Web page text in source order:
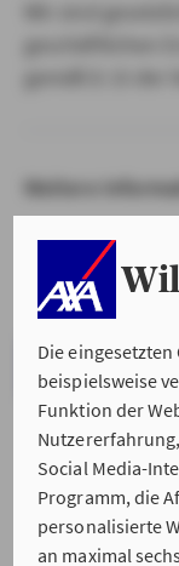
Die
beispielsweise
Funktion der
Social Media-
Programm, die
personalisierte
an maximal
Weitere